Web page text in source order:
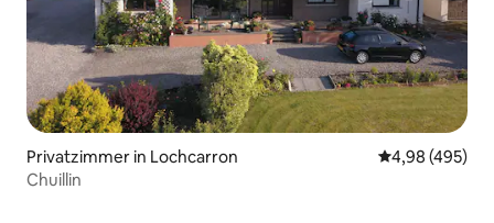
Privatzimmer in Lochcarron
4,98 (495)
Chuillin